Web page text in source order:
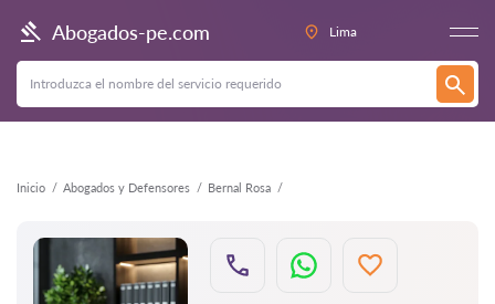
Abogados-pe.com Lima
Inicio Abogados y Defensores Bernal Rosa
Atrás